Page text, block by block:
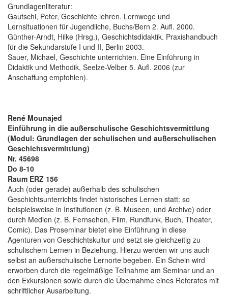
Grundlagenliteratur:
Gautschi, Peter, Geschichte lehren. Lernwege und
Lernsituationen für Jugendliche, Buchs/Bern 2. Aufl. 2000.
Günther-Arndt, Hilke (Hrsg.), Geschichtsdidaktik. Praxishandbuch
für die Sekundarstufe I und II, Berlin 2003.
Sauer, Michael, Geschichte unterrichten. Eine Einführung in
Didaktik und Methodik, Seelze-Velber 5. Aufl. 2006 (zur
Anschaffung empfohlen).
René Mounajed
Einführung in die außerschulische Geschichtsvermittlung
(Modul: Grundlagen der schulischen und außerschulischen
Geschichtsvermittlung)
Nr. 45698
Do 8-10
Raum ERZ 156
Auch (oder gerade) außerhalb des schulischen
Geschichtsunterrichts findet historisches Lernen statt: so
beispielsweise in Institutionen (z. B. Museen, und Archive) oder
durch Medien (z. B. Fernsehen, Film, Rundfunk, Buch, Theater,
Comic). Das Proseminar bietet eine Einführung in diese
Agenturen von Geschichtskultur und setzt sie gleichzeitig zu
schulischem Lernen in Beziehung. Hierzu werden wir uns auch
selbst an außerschulische Lernorte begeben. Ein Schein wird
erworben durch die regelmäßige Teilnahme am Seminar und an
den Exkursionen sowie durch die Übernahme eines Referates mit
schriftlicher Ausarbeitung.